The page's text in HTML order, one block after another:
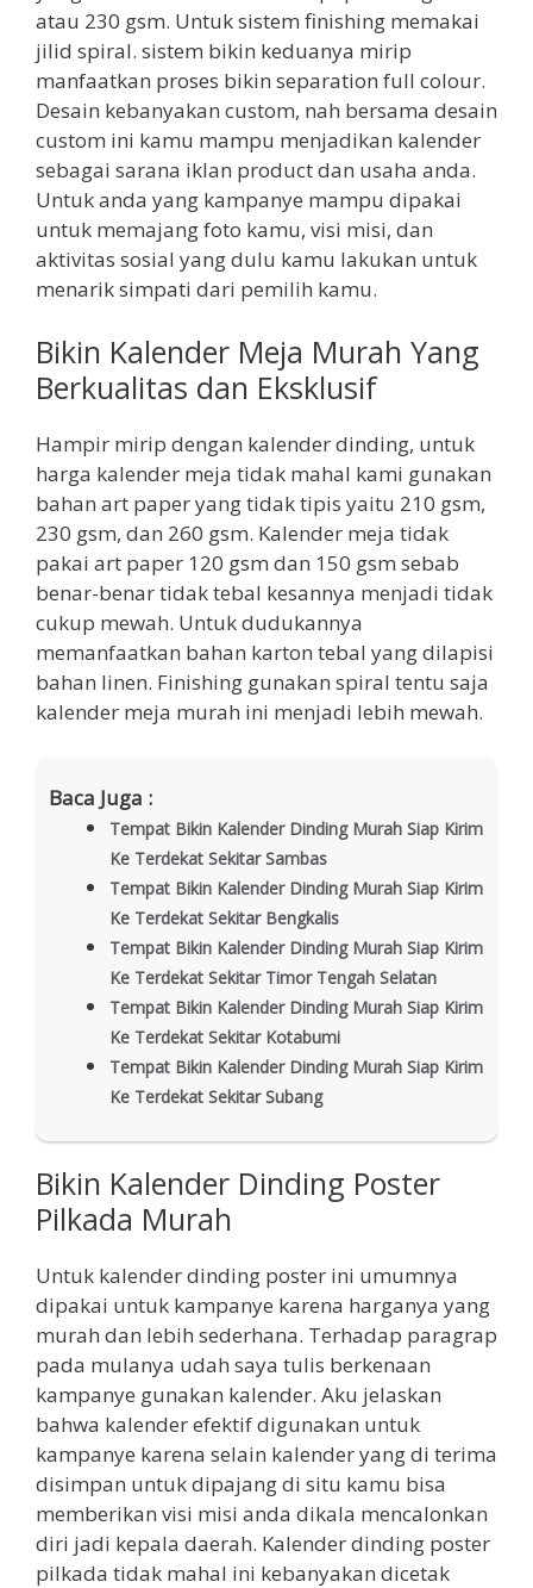
atau 230 gsm. Untuk sistem finishing memakai
jilid spiral. sistem bikin keduanya mirip
manfaatkan proses bikin separation full colour.
Desain kebanyakan custom, nah bersama desain
custom ini kamu mampu menjadikan kalender
sebagai sarana iklan product dan usaha anda.
Untuk anda yang kampanye mampu dipakai
untuk memajang foto kamu, visi misi, dan
aktivitas sosial yang dulu kamu lakukan untuk
menarik simpati dari pemilih kamu.
Bikin Kalender Meja Murah Yang
Berkualitas dan Eksklusif
Hampir mirip dengan kalender dinding, untuk
harga kalender meja tidak mahal kami gunakan
bahan art paper yang tidak tipis yaitu 210 gsm,
230 gsm, dan 260 gsm. Kalender meja tidak
pakai art paper 120 gsm dan 150 gsm sebab
benar-benar tidak tebal kesannya menjadi tidak
cukup mewah. Untuk dudukannya
memanfaatkan bahan karton tebal yang dilapisi
bahan linen. Finishing gunakan spiral tentu saja
kalender meja murah ini menjadi lebih mewah.
Baca Juga :
Tempat Bikin Kalender Dinding Murah Siap Kirim
Ke Terdekat Sekitar Sambas
Tempat Bikin Kalender Dinding Murah Siap Kirim
Ke Terdekat Sekitar Bengkalis
Tempat Bikin Kalender Dinding Murah Siap Kirim
Ke Terdekat Sekitar Timor Tengah Selatan
Tempat Bikin Kalender Dinding Murah Siap Kirim
Ke Terdekat Sekitar Kotabumi
Tempat Bikin Kalender Dinding Murah Siap Kirim
Ke Terdekat Sekitar Subang
Bikin Kalender Dinding Poster
Pilkada Murah
Untuk kalender dinding poster ini umumnya
dipakai untuk kampanye karena harganya yang
murah dan lebih sederhana. Terhadap paragrap
pada mulanya udah saya tulis berkenaan
kampanye gunakan kalender. Aku jelaskan
bahwa kalender efektif digunakan untuk
kampanye karena selain kalender yang di terima
disimpan untuk dipajang di situ kamu bisa
memberikan visi misi anda dikala mencalonkan
diri jadi kepala daerah. Kalender dinding poster
pilkada tidak mahal ini kebanyakan dicetak